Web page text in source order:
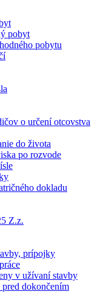
pobyt
pobytu
o určení otcovstva
do života
po rozvode
dokladu
Z.z.
prípojky
v užívaní stavby
dokončením